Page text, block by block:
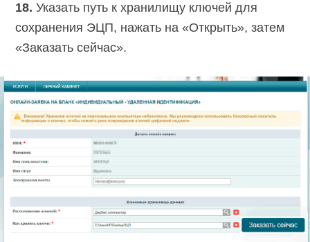
18. Указать путь к хранилищу ключей для
сохранения ЭЦП, нажать на «Открыть», затем
«Заказать сейчас».